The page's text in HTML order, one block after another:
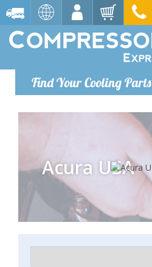
Find Your Cooling Parts
Acura USA